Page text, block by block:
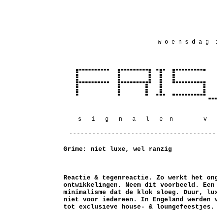
w o e n s d a
s i g n a l e n
Grime: niet luxe, wel ranzig
Reactie & tegenreactie. Zo werkt het
ontwikkelingen. Neem dit voorbeeld.
minimalisme dat de klok sloeg. Duur,
niet voor iedereen. In Engeland
tot exclusieve house- & loungefeestjes.